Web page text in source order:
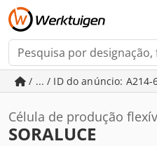
/ ... / ID do anúncio: A214-
Célula de produção
SORALUCE